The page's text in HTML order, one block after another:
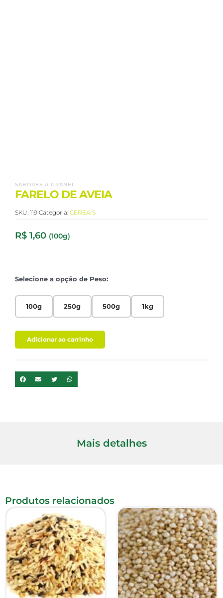
SABORES A GRANEL
FARELO DE AVEIA
SKU: 119 Categoria: CEREAIS
R$ 1,60 (100g)
Selecione a opção de Peso:
100g 250g 500g 1kg
Adicionar ao carrinho
Mais detalhes
Produtos relacionados